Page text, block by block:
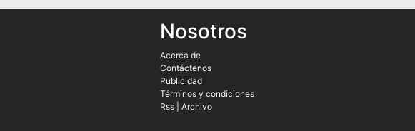
Nosotros
Acerca de
Contáctenos
Publicidad
Términos y condiciones
Rss |Archivo